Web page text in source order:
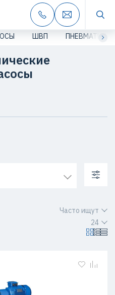
ШВП ПНЕВМАТИКА
Часто ищут
24